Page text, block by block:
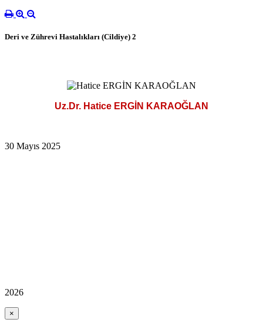
Deri ve Zührevi Hastalıkları (Cildiye) 2
Uz.Dr. Hatice ERGİN KARAOĞLAN
30 Mayıs 2025
2026
×